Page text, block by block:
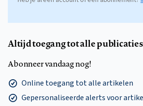
Altijd toegang tot alle
Abonneer vandaag nog!
Online toegang tot alle artikelen
Gepersonaliseerde alerts voor